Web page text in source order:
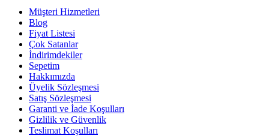
Müşteri Hizmetleri
Blog
Fiyat Listesi
Çok Satanlar
İndirimdekiler
Sepetim
Hakkımızda
Üyelik Sözleşmesi
Satış Sözleşmesi
Garanti ve İade Koşulları
Gizlilik ve Güvenlik
Teslimat Koşulları